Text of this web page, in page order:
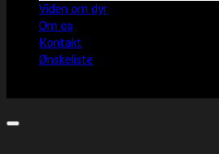
Viden om dyr
Om os
Kontakt
Ønskeliste